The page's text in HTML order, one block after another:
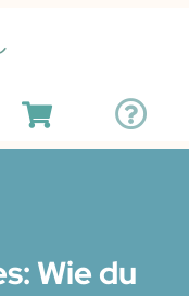
Wie du